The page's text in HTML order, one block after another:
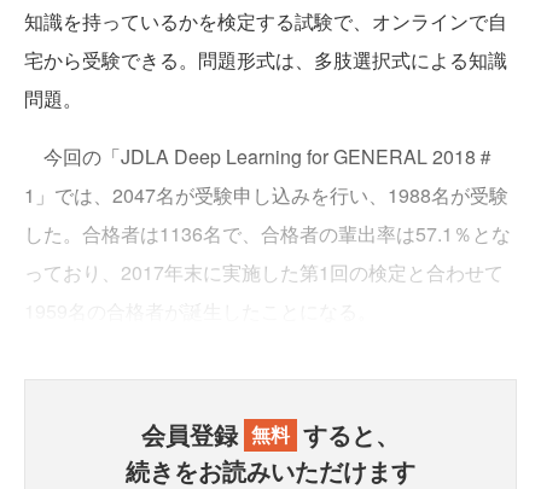
知識を持っているかを検定する試験で、オンラインで自
宅から受験できる。問題形式は、多肢選択式による知識
問題。
今回の「JDLA Deep Learning for GENERAL 2018＃
1」では、2047名が受験申し込みを行い、1988名が受験
した。合格者は1136名で、合格者の輩出率は57.1％とな
っており、2017年末に実施した第1回の検定と合わせて
会員登録 無料 すると、
続きをお読みいただけます